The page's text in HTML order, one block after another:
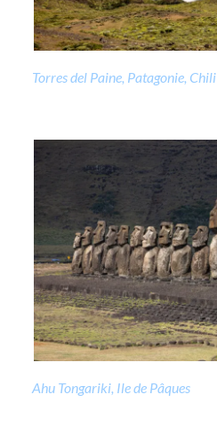
Torres del Paine, Patagonie, Chili
Ahu Tongariki, Ile de Pâques